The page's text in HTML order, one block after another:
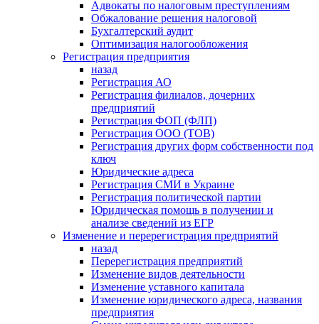
Адвокаты по налоговым преступлениям
Обжалование решения налоговой
Бухгалтерский аудит
Оптимизация налогообложения
Регистрация предприятия
назад
Регистрация АО
Регистрация филиалов, дочерних
предприятий
Регистрация ФОП (ФЛП)
Регистрация ООО (ТОВ)
Регистрация других форм собственности под
ключ
Юридические адреса
Регистрация СМИ в Украине
Регистрация политической партии
Юридическая помощь в получении и
анализе сведений из ЕГР
Изменение и перерегистрация предприятий
назад
Перерегистрация предприятий
Изменение видов деятельности
Изменение уставного капитала
Изменение юридического адреса, названия
предприятия